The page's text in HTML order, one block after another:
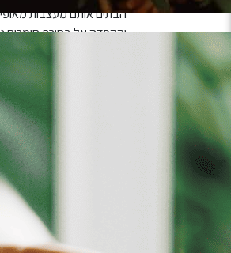
הבתים אותם מעצבות
והקפדה על בחירת חומרים
*משך הפגישה כשעה.